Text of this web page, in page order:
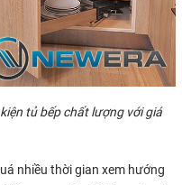
tủ bếp chất lượng với giá
nhiều thời gian xem hướng